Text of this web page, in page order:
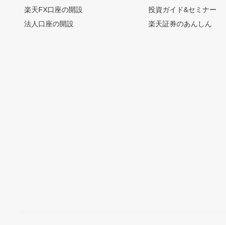
楽天FX口座の開設
法人口座の開設
投資ガイド&セミナー
楽天証券のあんしん